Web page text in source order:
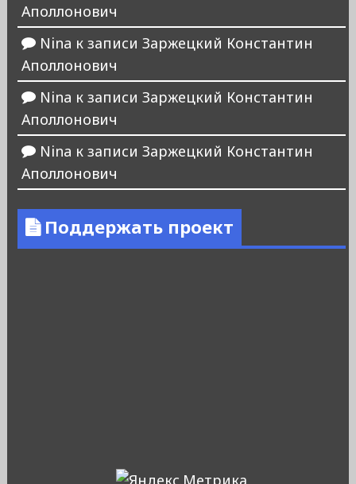
Аполлонович
Nina к записи Заржецкий Константин
Аполлонович
Nina к записи Заржецкий Константин
Аполлонович
Nina к записи Заржецкий Константин
Аполлонович
Поддержать проект